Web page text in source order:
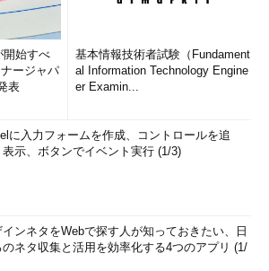
開始すべ
ージャパ
表
基本情報技術者試験（Fundament
al Information Technology Engine
er Examin...
に入力フォームを作成、コントロールを追
表示、ボタンでイベント実行 (1/3)
インネタをWebで探す人が知っておきたい、日
のネタ収集と活用を効率化する4つのアプリ (1/